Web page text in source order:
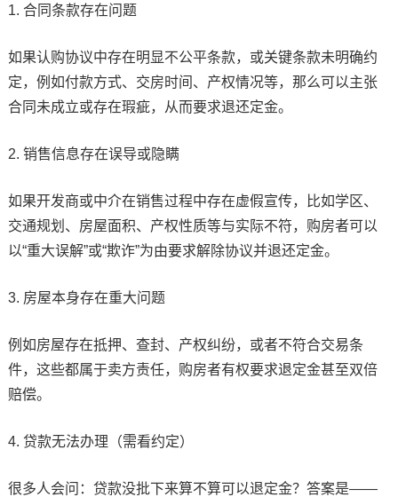
1. 合同条款存在问题
如果认购协议中存在明显不公平条款，或关键条款未明确约
定，例如付款方式、交房时间、产权情况等，那么可以主张
合同未成立或存在瑕疵，从而要求退还定金。
2. 销售信息存在误导或隐瞒
如果开发商或中介在销售过程中存在虚假宣传，比如学区、
交通规划、房屋面积、产权性质等与实际不符，购房者可以
以“重大误解”或“欺诈”为由要求解除协议并退还定金。
3. 房屋本身存在重大问题
例如房屋存在抵押、查封、产权纠纷，或者不符合交易条
件，这些都属于卖方责任，购房者有权要求退定金甚至双倍
赔偿。
4. 贷款无法办理（需看约定）
很多人会问：贷款没批下来算不算可以退定金？答案是——